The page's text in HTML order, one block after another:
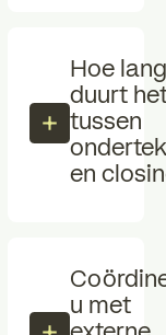
met
Hoe lang
duurt
tussen
en
u met